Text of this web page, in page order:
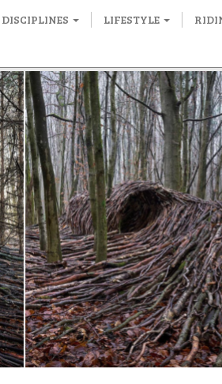
DISCIPLINES LIFESTYLE